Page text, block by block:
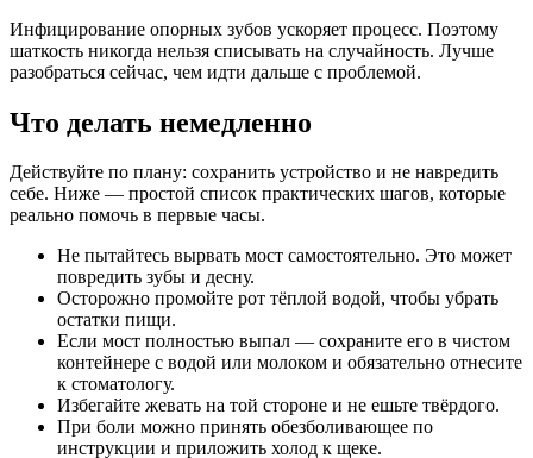
Инфицирование опорных зубов ускоряет процесс. Поэтому
шаткость никогда нельзя списывать на случайность. Лучше
разобраться сейчас, чем идти дальше с проблемой.
Что делать немедленно
Действуйте по плану: сохранить устройство и не навредить
себе. Ниже — простой список практических шагов, которые
реально помочь в первые часы.
Не пытайтесь вырвать мост самостоятельно. Это может
повредить зубы и десну.
Осторожно промойте рот тёплой водой, чтобы убрать
остатки пищи.
Если мост полностью выпал — сохраните его в чистом
контейнере с водой или молоком и обязательно отнесите
к стоматологу.
Избегайте жевать на той стороне и не ешьте твёрдого.
При боли можно принять обезболивающее по
инструкции и приложить холод к щеке.